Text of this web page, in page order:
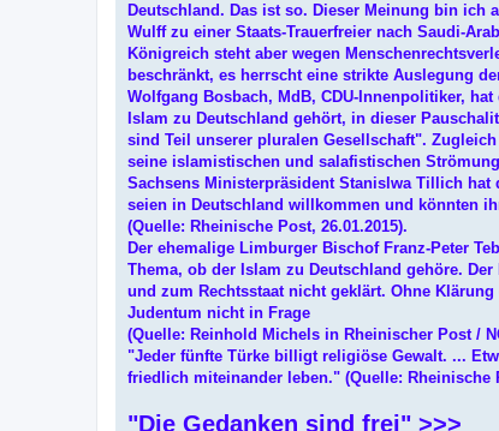
Deutschland. Das ist so. Dieser Meinung bin
Wulff zu einer Staats-Trauerfreier nach Saudi-
Königreich steht aber wegen
beschränkt, es herrscht eine strikte Auslegung
Wolfgang Bosbach, MdB, CDU-Innenpolitiker,
Islam zu Deutschland gehört, in dieser
sind Teil unserer pluralen Gesellschaft".
seine islamistischen und salafistischen
Sachsens Ministerpräsident Stanislwa Tillich
seien in Deutschland willkommen und könnten
(Quelle: Rheinische Post, 26.01.2015).
Der ehemalige Limburger Bischof Franz-Peter
Thema, ob der Islam zu Deutschland gehöre.
und zum Rechtsstaat nicht geklärt. Ohne
Judentum nicht in Frage
(Quelle: Reinhold Michels in Rheinischer Post /
"Jeder fünfte Türke billigt religiöse Gewalt. ...
friedlich miteinander leben." (Quelle: Rheinische
"Die Gedanken sind frei" >>>